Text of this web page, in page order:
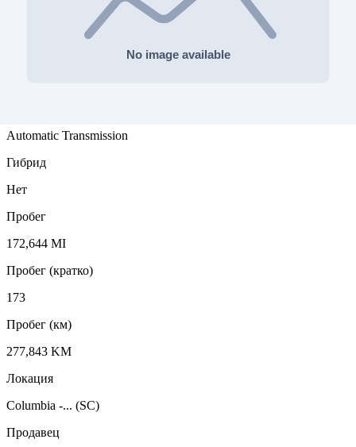
Automatic Transmission
Гибрид
Нет
Пробег
172,644 MI
Пробег (кратко)
173
Пробег (км)
277,843 KM
Локация
Columbia -... (SC)
Продавец